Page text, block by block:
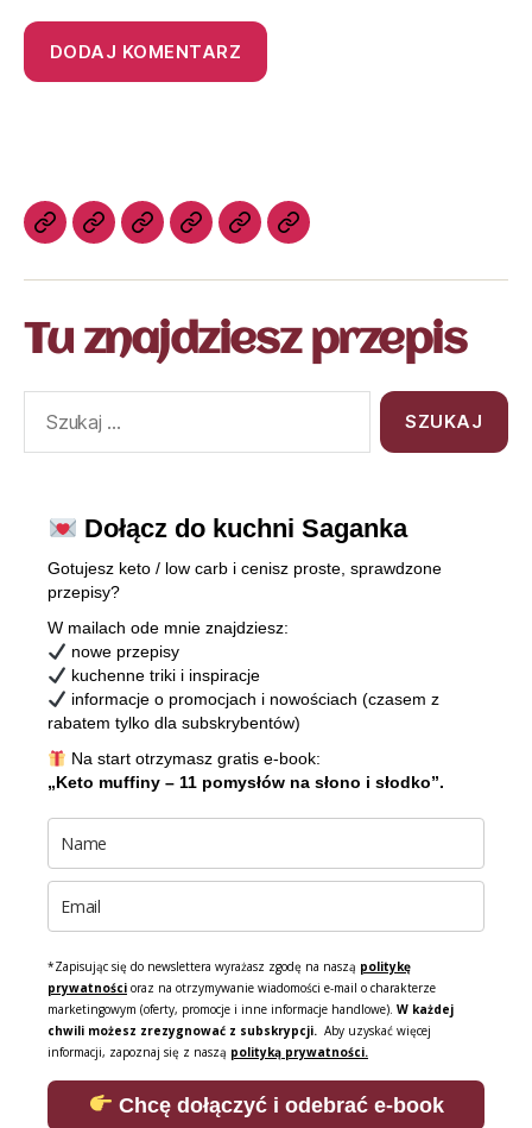
Tu znajdziesz przepis
Dołącz do kuchni Saganka
Gotujesz keto / low carb i cenisz proste, sprawdzone
przepisy?
W mailach ode mnie znajdziesz:
nowe przepisy
kuchenne triki i inspiracje
informacje o promocjach i nowościach (czasem z
rabatem tylko dla subskrybentów)
Na start otrzymasz gratis e-book:
„Keto muffiny – 11 pomysłów na słono i słodko”.
*Zapisując się do newslettera wyrażasz zgodę na naszą politykę
prywatności oraz na otrzymywanie wiadomości e-mail o charakterze
marketingowym (oferty, promocje i inne informacje handlowe). W każdej
chwili możesz zrezygnować z subskrypcji. Aby uzyskać więcej
informacji, zapoznaj się z naszą polityką prywatności.
Chcę dołączyć i odebrać e-book